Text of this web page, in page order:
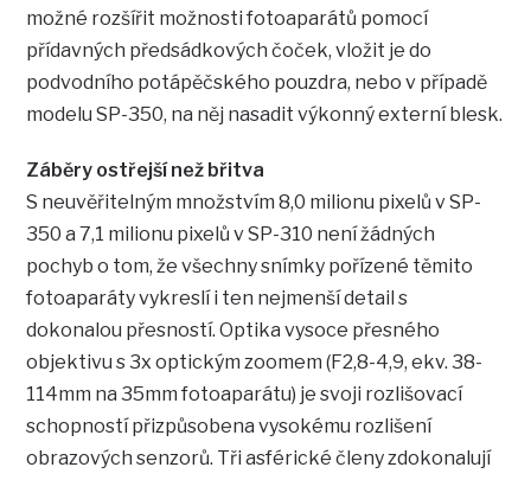
možné rozšířit možnosti fotoaparátů pomocí
přídavných předsádkových čoček, vložit je do
podvodního potápěčského pouzdra, nebo v případě
modelu SP-350, na něj nasadit výkonný externí blesk.
Záběry ostřejší než břitva
S neuvěřitelným množstvím 8,0 milionu pixelů v SP-
350 a 7,1 milionu pixelů v SP-310 není žádných
pochyb o tom, že všechny snímky pořízené těmito
fotoaparáty vykreslí i ten nejmenší detail s
dokonalou přesností. Optika vysoce přesného
objektivu s 3x optickým zoomem (F2,8-4,9, ekv. 38-
114mm na 35mm fotoaparátu) je svoji rozlišovací
schopností přizpůsobena vysokému rozlišení
obrazových senzorů. Tři asférické členy zdokonalují